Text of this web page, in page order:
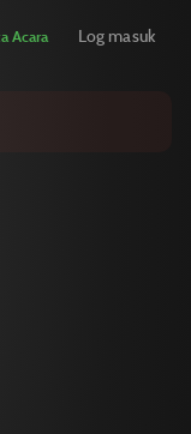
Acara Log masuk